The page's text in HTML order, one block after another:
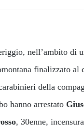
nell’ambito di
finalizzato
della
hanno arrestato
, 30enne,